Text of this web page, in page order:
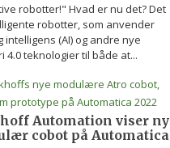
robotter!" Hvad er nu det? Det
robotter, som anvender
intelligens (AI) og andre nye
4.0 teknologier til både at...
Automation viser ny
cobot på Automatica